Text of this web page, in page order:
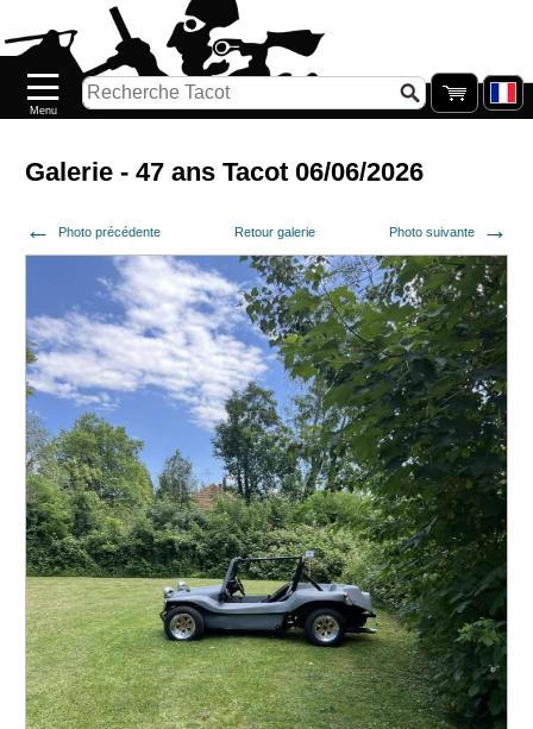
Galerie - 47 ans Tacot 06/06/2026
Photo précédente Retour galerie Photo suivante
Nouveautés
Catalogue/Stock
PETITS
PRIX
Seconde
main
Galerie